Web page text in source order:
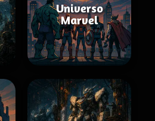
Universo
Marvel